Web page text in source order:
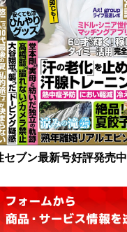
セブン最新号好評発売中